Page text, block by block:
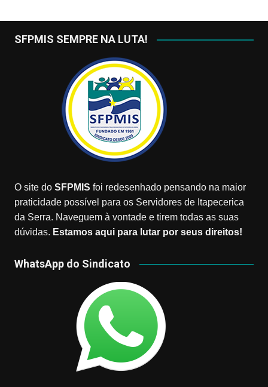
SFPMIS SEMPRE NA LUTA!
O site do SFPMIS foi redesenhado pensando na maior
praticidade possível para os Servidores de Itapecerica
da Serra. Naveguem à vontade e tirem todas as suas
dúvidas. Estamos aqui para lutar por seus direitos!
WhatsApp do Sindicato